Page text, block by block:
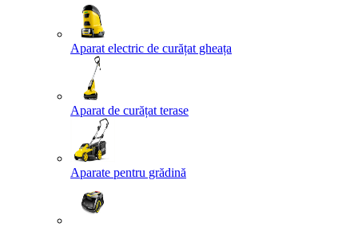
Aparat electric de curățat gheața
Aparat de curățat terase
Aparate pentru grădină